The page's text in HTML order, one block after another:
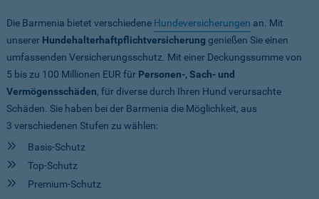
Die Barmenia bietet verschiedene Hundeversicherungen an. Mit
unserer Hundehalterhaftpflichtversicherung genießen Sie einen
umfassenden Versicherungsschutz. Mit einer Deckungssumme von
5 bis zu 100 Millionen EUR für Personen-, Sach- und
Vermögensschäden, für diverse durch Ihren Hund verursachte
Schäden. Sie haben bei der Barmenia die Möglichkeit, aus
3 verschiedenen Stufen zu wählen:
Basis-Schutz
Top-Schutz
Premium-Schutz